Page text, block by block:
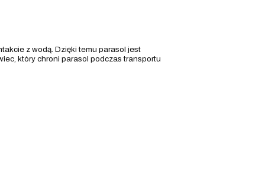
z wodą. Dzięki temu parasol jest
który chroni parasol podczas transportu